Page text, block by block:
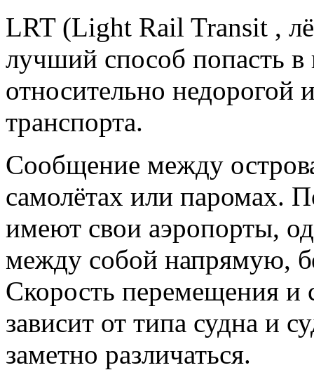
LRT (Light Rail Transit ,
лучший способ попасть
относительно недорогой
транспорта.
Сообщение между
самолётах или паромах.
имеют свои аэропорты,
между собой напрямую,
Скорость перемещения и
зависит от типа судна и
заметно различаться.